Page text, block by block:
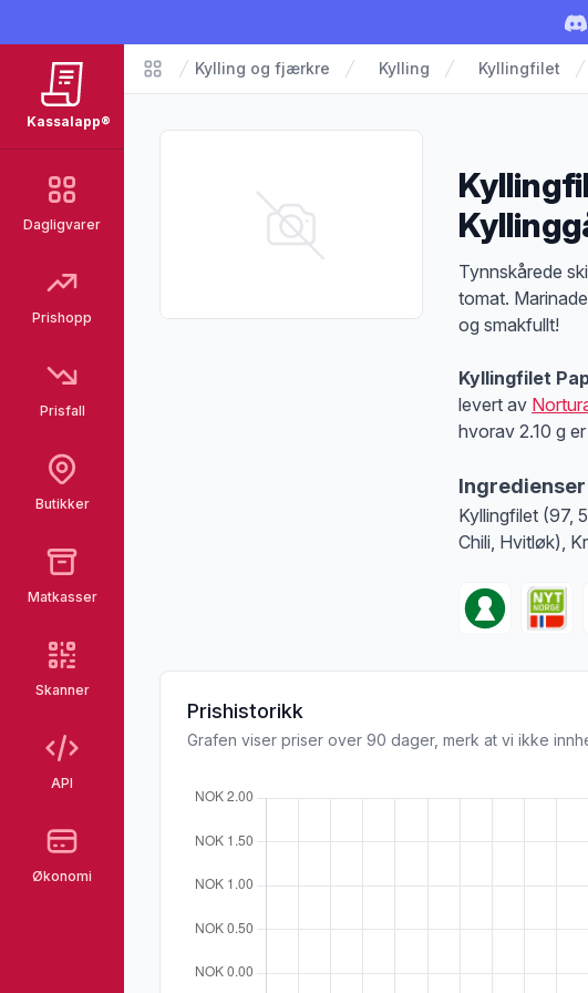
Kassalapp®
Dagligvarer
Prishopp
Prisfall
Butikker
Matkasser
Skanner
API
Økonomi
Matvarer
Kylling og fjærkre Kylling Kyllingfilet
Tynnskårede
tomat.
og smakfullt!
Kyllingfilet
levert av
hvorav 2.10 g
Ingredienser
Kyllingfilet (97,
Chili, Hvitløk),
Prishistorikk
Grafen viser priser over 90 dager, merk at vi ikke